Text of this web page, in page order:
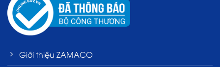
Giới thiệu ZAMACO